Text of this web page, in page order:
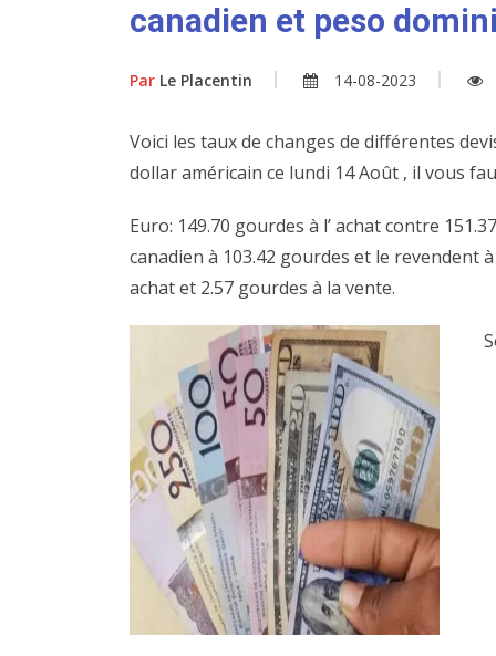
canadien et peso
Par Le Placentin 14-08-2023
Voici les taux de changes de différentes
dollar américain ce lundi 14 Août , il vous
Euro: 149.70 gourdes à l’ achat contre
canadien à 103.42 gourdes et le revendent
achat et 2.57 gourdes à la vente.